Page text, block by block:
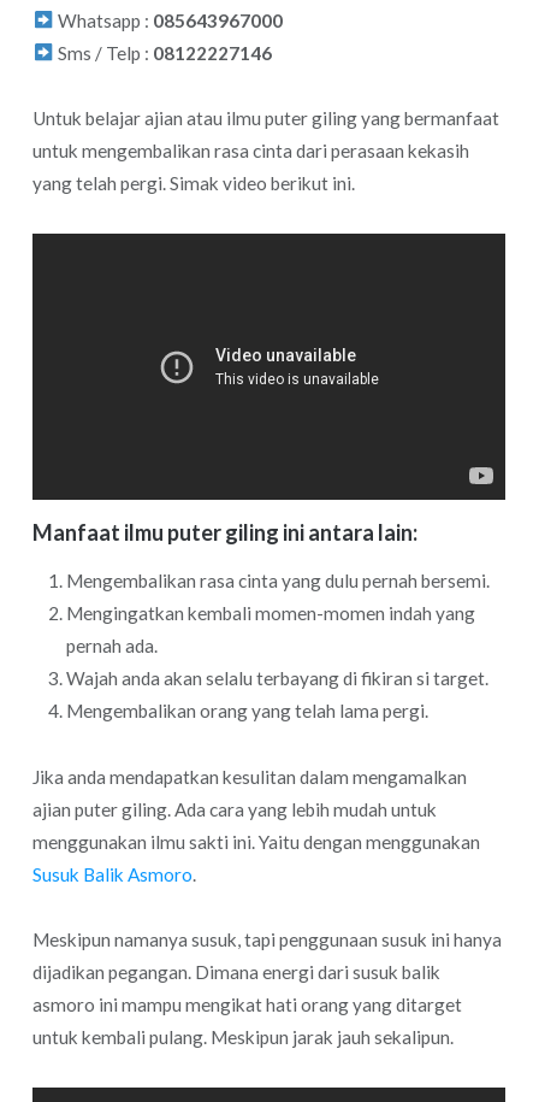
Whatsapp : 085643967000
Sms / Telp : 08122227146
Untuk belajar ajian atau ilmu puter giling yang bermanfaat
untuk mengembalikan rasa cinta dari perasaan kekasih
yang telah pergi. Simak video berikut ini.
Manfaat ilmu puter giling ini antara lain:
Mengembalikan rasa cinta yang dulu pernah bersemi.
Mengingatkan kembali momen-momen indah yang
pernah ada.
Wajah anda akan selalu terbayang di fikiran si target.
Mengembalikan orang yang telah lama pergi.
Jika anda mendapatkan kesulitan dalam mengamalkan
ajian puter giling. Ada cara yang lebih mudah untuk
menggunakan ilmu sakti ini. Yaitu dengan menggunakan
Susuk Balik Asmoro.
Meskipun namanya susuk, tapi penggunaan susuk ini hanya
dijadikan pegangan. Dimana energi dari susuk balik
asmoro ini mampu mengikat hati orang yang ditarget
untuk kembali pulang. Meskipun jarak jauh sekalipun.